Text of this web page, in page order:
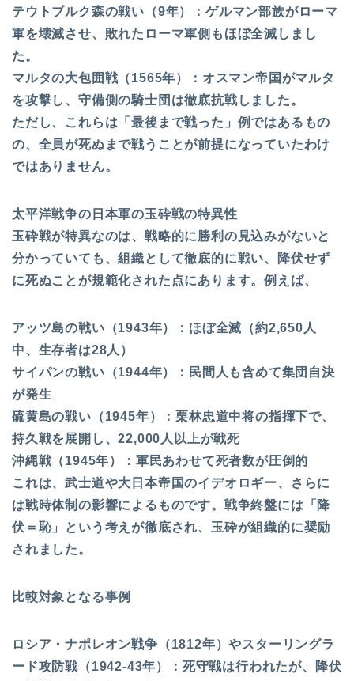
テウトブルク森の戦い（9年）：ゲルマン部族がローマ
軍を壊滅させ、敗れたローマ軍側もほぼ全滅しまし
た。
マルタの大包囲戦（1565年）：オスマン帝国がマルタ
を攻撃し、守備側の騎士団は徹底抗戦しました。
ただし、これらは「最後まで戦った」例ではあるもの
の、全員が死ぬまで戦うことが前提になっていたわけ
ではありません。
太平洋戦争の日本軍の玉砕戦の特異性
玉砕戦が特異なのは、戦略的に勝利の見込みがないと
分かっていても、組織として徹底的に戦い、降伏せず
に死ぬことが規範化された点にあります。例えば、
アッツ島の戦い（1943年）：ほぼ全滅（約2,650人
中、生存者は28人）
サイパンの戦い（1944年）：民間人も含めて集団自決
が発生
硫黄島の戦い（1945年）：栗林忠道中将の指揮下で、
持久戦を展開し、22,000人以上が戦死
沖縄戦（1945年）：軍民あわせて死者数が圧倒的
これは、武士道や大日本帝国のイデオロギー、さらに
は戦時体制の影響によるものです。戦争終盤には「降
伏＝恥」という考えが徹底され、玉砕が組織的に奨励
されました。
比較対象となる事例
ロシア・ナポレオン戦争（1812年）やスターリングラ
ード攻防戦（1942-43年）：死守戦は行われたが、降伏